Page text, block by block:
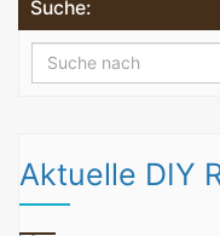
Suche:
Aktuelle DIY